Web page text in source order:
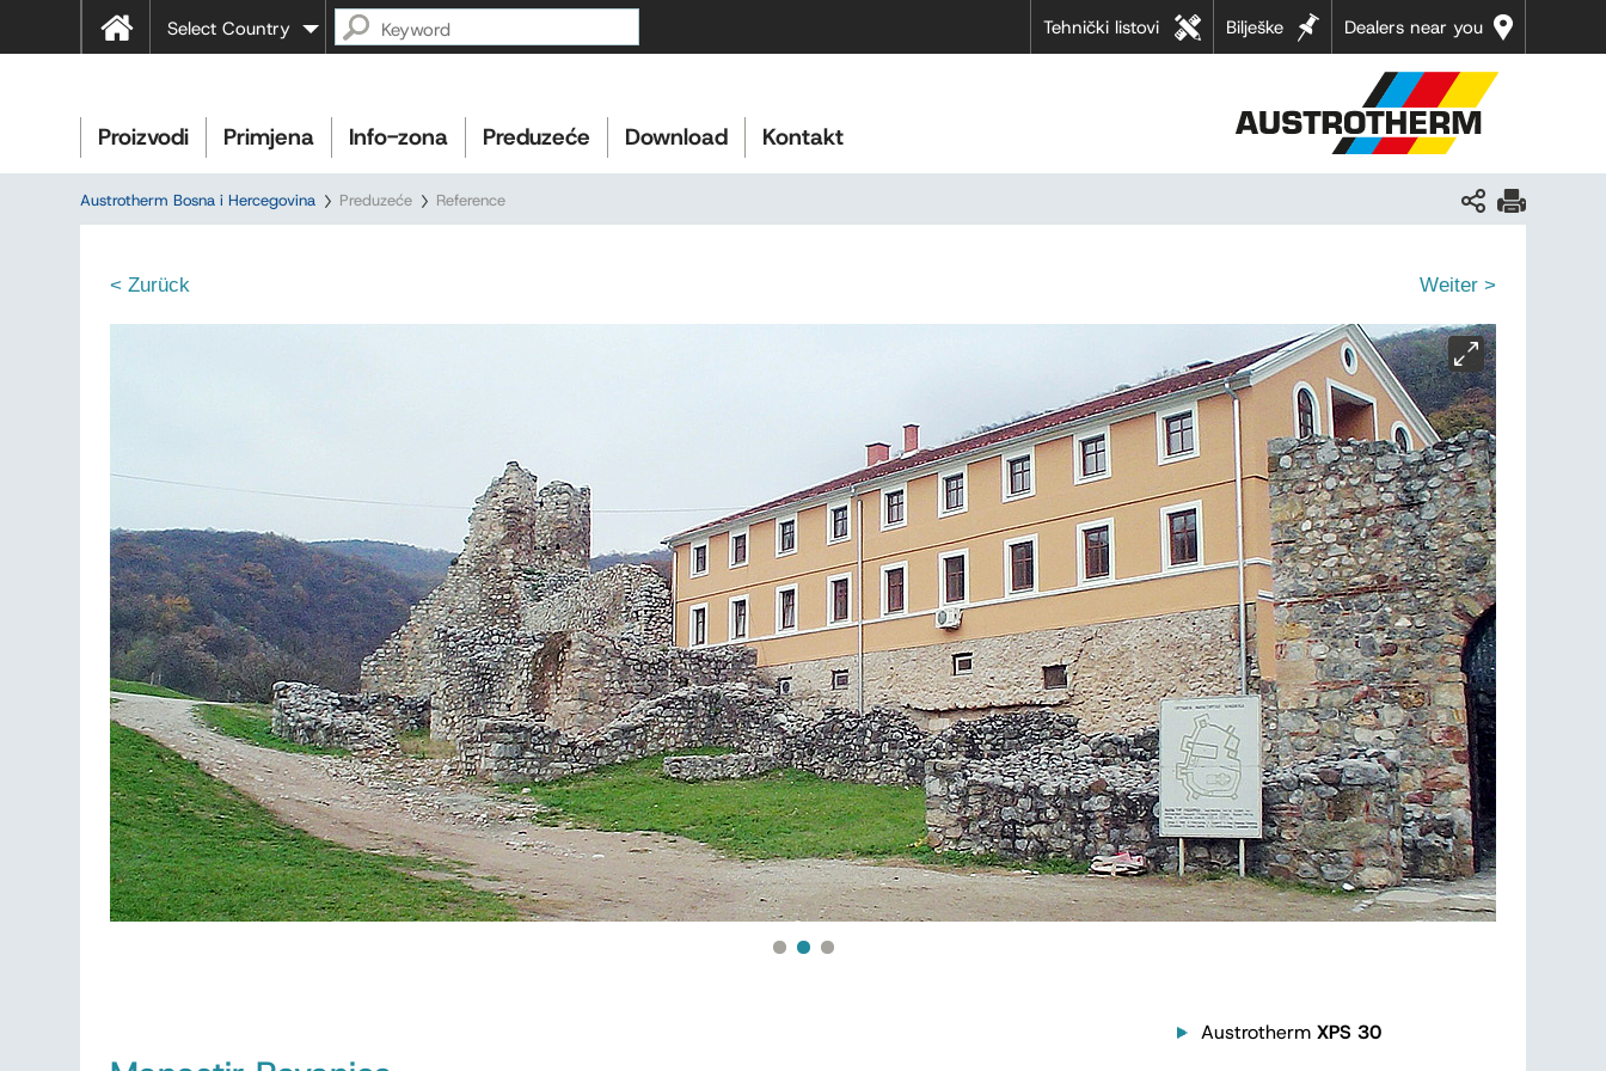
Dealers near you
Bilješke
Tehnički listovi
Select Country
Proizvodi Primjena Info-zona Preduzeće Download Kontakt
Austrotherm Bosna i Hercegovina Preduzeće Reference
< Zurück Weiter >
AustrothermXPS 30